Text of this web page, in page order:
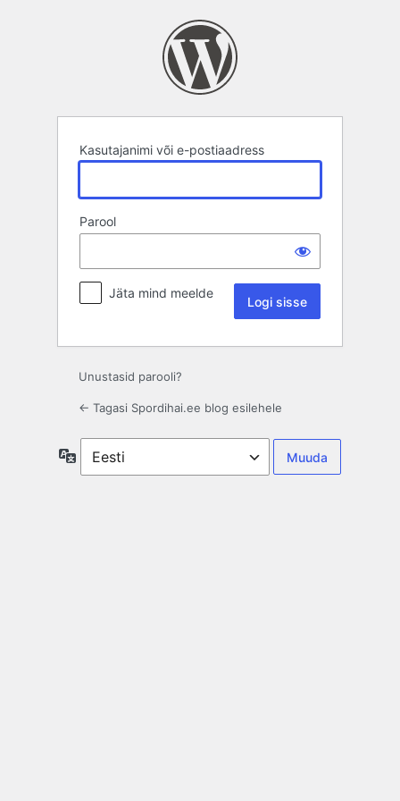
Kasutajanimi või e-postiaadress
Parool
Jäta mind meelde
Unustasid parooli?
← Tagasi Spordihai.ee blog esilehele
Keel